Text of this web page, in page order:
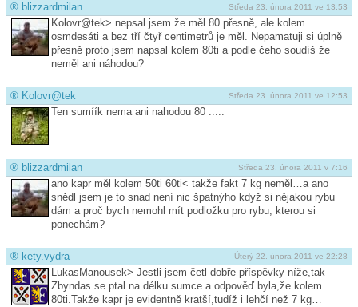
Středa 23. února 2011 ve 13:53
® blizzardmilan
Kolovr@tek> nepsal jsem že měl 80 přesně, ale kolem
osmdesáti a bez tří čtyř centimetrů je měl. Nepamatuji si úplně
přesně proto jsem napsal kolem 80ti a podle čeho soudíš že
neměl ani náhodou?
Středa 23. února 2011 ve 12:53
® Kolovr@tek
Ten sumíík nema ani nahodou 80 .....
Středa 23. února 2011 v 7:16
® blizzardmilan
ano kapr měl kolem 50ti 60ti< takže fakt 7 kg neměl…a ano
snědl jsem je to snad není nic špatnýho když si nějakou rybu
dám a proč bych nemohl mít podložku pro rybu, kterou si
ponechám?
Úterý 22. února 2011 ve 22:28
® kety.vydra
LukasManousek> Jestli jsem četl dobře příspěvky níže,tak
Zbyndas se ptal na délku sumce a odpověď byla,že kolem
80ti.Takže kapr je evidentně kratší,tudíž i lehčí než 7 kg…